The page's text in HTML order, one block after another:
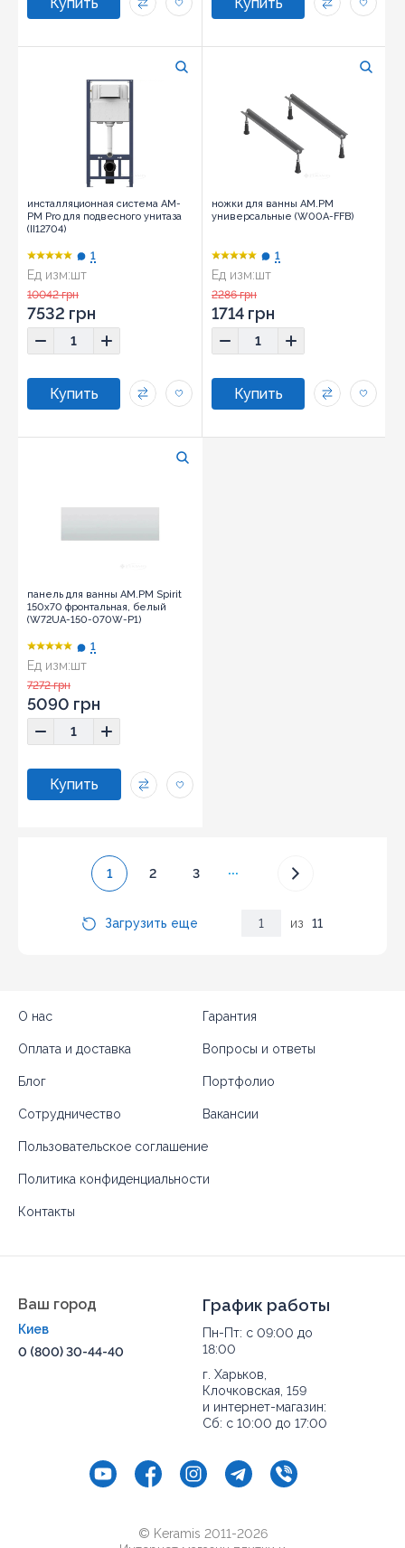
инсталляционная система AM-
PM Pro для подвесного унитаза
(II12704)
Ед изм:шт
Размер:
1
10042 грн
7532 грн
ножки для ванны AM.PM
универсальные (W00A-FFB)
Ед изм:шт
1
2286 грн
1714 грн
панель для ванны AM.PM Spirit
150х70 фронтальная, белый
(W72UA-150-070W-P1)
Ед изм:шт
1
7272 грн
5090 грн
Загрузить еще
1 2 3 ...
1 из 11
О нас Гарантия
Оплата и доставка Вопросы и ответы
Блог Портфолио
Сотрудничество Вакансии
Пользовательское соглашение
Политика конфиденциальности
Контакты
Ваш город
Киев
0 (800) 30-44-40
График работы
Пн-Пт: с 09:00 до
18:00
г. Харьков,
Клочковская, 159
и интернет-магазин:
Сб: с 10:00 до 17:00
© Keramis 2011-2026